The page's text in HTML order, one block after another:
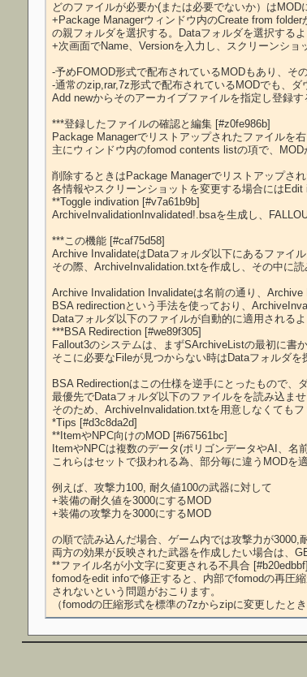
どのファイルが必要か(または必要でないか）は
+Package Managerウィンドウ内のCreate from
の親フォルダを選択する。Dataフォルダを選択するよ
+次画面でName、Versionを入力し、スクリーンショ
-予めFOMOD形式で配布されているMODもあり、そ
-通常のzip,rar,7z形式で配布されているMODでも、ダ
Add newからそのアーカイブファイルを指定し登録す
***登録したファイルの確認と編集 [#z0fe986b]
Package Managerでリストアップされたファイルを
主にウィンドウ内のfomod contents listの項で、
削除するときはPackage Managerでリストアップさ
各情報やスクリーンショットを変更する場合には
**Toggle indivation [#v7a61b9b]
***この機能 [#caf75d58]
Archive InvalidateはDataフォルダ以下にあるファイル
その際、ArchiveInvalidation.txtを作成し、その中に
Archive Invalidation Invalidateは名前の通り、Archive
BSA redirectionという手法を使っており、
Dataフォルダ以下のファイルが自動的に適用されるよ
***BSA Redirection [#we89f305]
Fallout3のシステムは、まずSArchiveListの最初に書
そこに必要なFileが見つからない時はDataフォルダ
BSA Redirectionはこの仕様を逆手にとったもので、
最優先でDataフォルダ以下のファイルをを読み込ませ
そのため、ArchiveInvalidation.txtを用意しなくてもフ
*Tips [#d3c8da2d]
**ItemやNPC向けのMOD [#i67561bc]
ItemやNPCは複数のデータ(ポリゴンデータやAI、名
これらはセットで扱われる為、部分毎に違うMODを
例えば、攻撃力100, 耐久値100の武器に対して
+装備の耐久値を3000にするMOD
+装備の攻撃力を3000にするMOD
の順で読み込んだ場合、ゲーム内では攻撃力が3000,
両方の効果が反映された武器を作成したい場合は、
**ファイル名が小文字に変更される不具合 [#b20edbbf]
fomodをedit infoで修正すると、内部でfomodの再圧
されないという問題がおこります。